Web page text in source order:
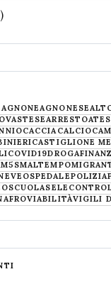
AGNONEAGNONESE
ARRESTO
CACCIA CALCIO
CASTIGLIONE
COVID19DROGA
M5SMALTEMPO
OSPEDALEPOLIZIA
SCUOLA
VIABILITÀVIGILI